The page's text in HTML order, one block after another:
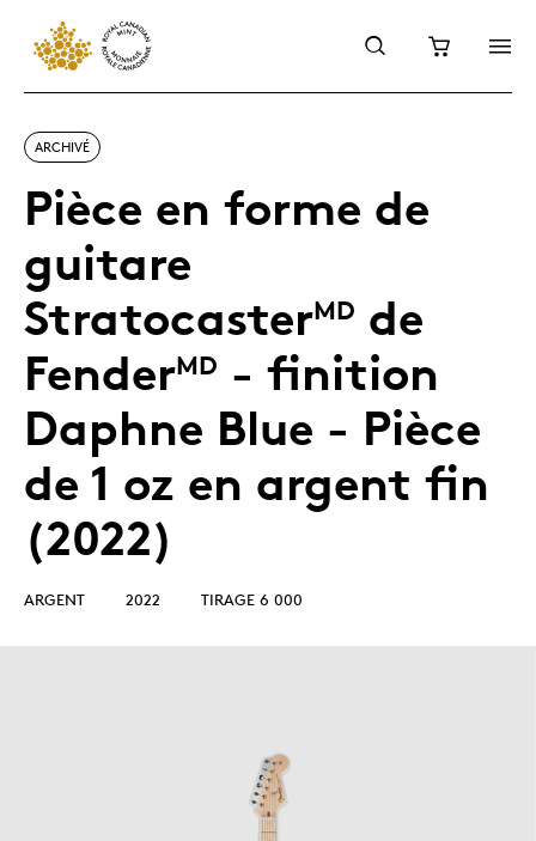
ARCHIVÉ
Pièce en forme de
guitare
StratocasterMD de
FenderMD - finition
Daphne Blue - Pièce
de 1 oz en argent fin
(2022)
ARGENT 2022 TIRAGE 6 000